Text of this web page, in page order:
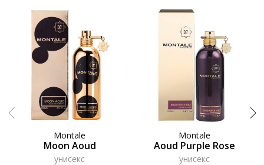
Montale
Moon Aoud
унисекс
Montale
Aoud Purple Rose
унисекс